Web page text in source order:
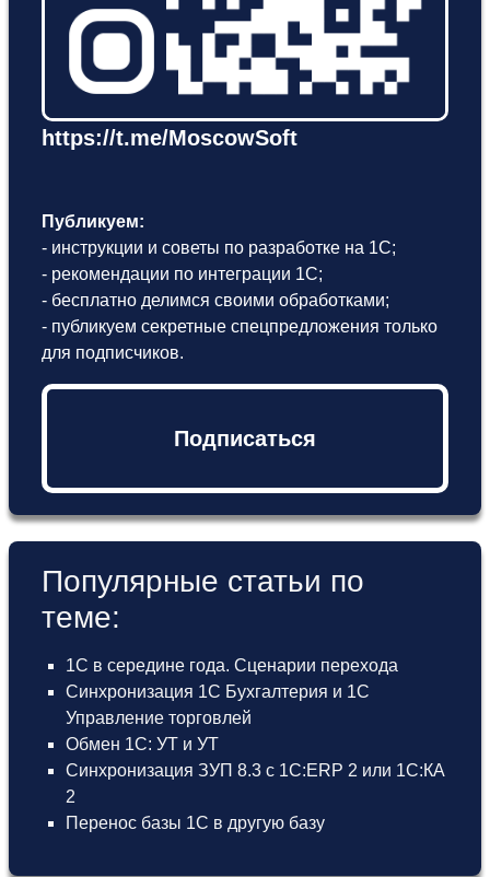
https://t.me/MoscowSoft
Публикуем:
- инструкции и советы по разработке на 1С;
- рекомендации по интеграции 1С;
- бесплатно делимся своими обработками;
- публикуем секретные спецпредложения только
для подписчиков.
Подписаться
Популярные статьи по
теме:
1С в середине года. Сценарии перехода
Синхронизация 1С Бухгалтерия и 1С
Управление торговлей
Обмен 1С: УТ и УТ
Синхронизация ЗУП 8.3 с 1С:ERP 2 или 1С:КА
2
Перенос базы 1С в другую базу